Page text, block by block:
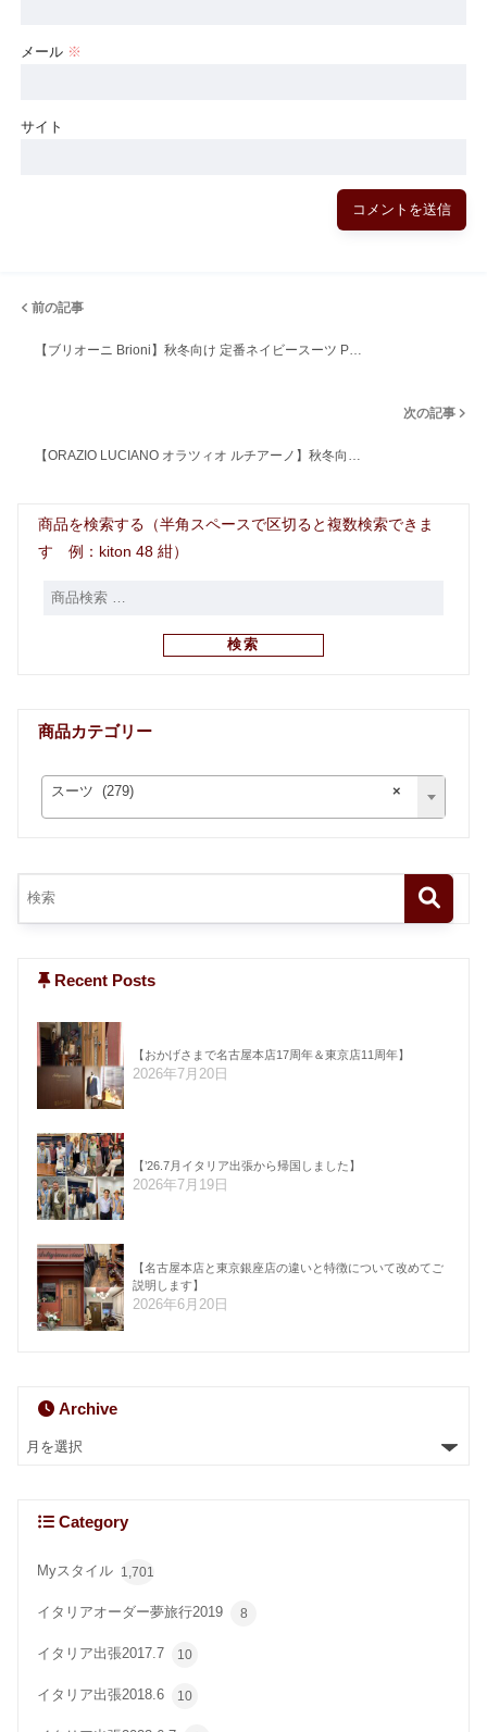
メール ※
サイト
前の記事
【ブリオーニ Brioni】秋冬向け 定番ネイビースーツ P…
次の記事
【ORAZIO LUCIANO オラツィオ ルチアーノ】秋冬向…
商品を検索する（半角スペースで区切ると複数検索できま
す 例：kiton 48 紺）
検索
商品カテゴリー
×
スーツ (279)
Recent Posts
【おかげさまで名古屋本店17周年＆東京店11周年】
2026年7月20日
【’26.7月イタリア出張から帰国しました】
2026年7月19日
【名古屋本店と東京銀座店の違いと特徴について改めてご
説明します】
2026年6月20日
Archive
Category
Myスタイル 1,701
イタリアオーダー夢旅行2019 8
イタリア出張2017.7 10
イタリア出張2018.6 10